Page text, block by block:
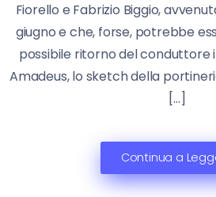
Fiorello e Fabrizio Biggio,
giugno e che, forse, potrebbe
possibile ritorno del conduttore
Amadeus, lo sketch della
[…]
Continua a